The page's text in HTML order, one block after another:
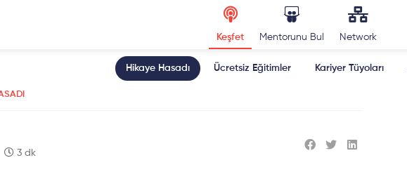
Keşfet Mentorunu Bul Network
Hikaye Hasadı Ücretsiz Eğitimler Kariyer Tüyoları
3 dk